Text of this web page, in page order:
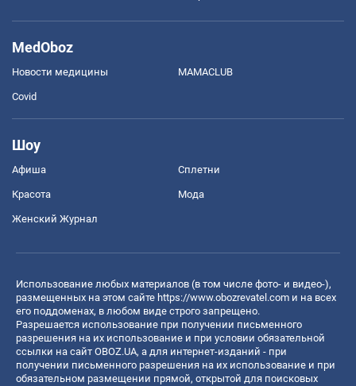
MedOboz
Новости медицины MAMACLUB
Covid
Шоу
Афиша Сплетни
Красота Мода
Женский Журнал
Использование любых материалов (в том числе фото- и видео-),
размещенных на этом сайте https://www.obozrevatel.com и на всех
его поддоменах, в любом виде строго запрещено.
Разрешается использование при получении письменного
разрешения на их использование и при условии обязательной
ссылки на сайт OBOZ.UA, а для интернет-изданий - при
получении письменного разрешения на их использование и при
обязательном размещении прямой, открытой для поисковых